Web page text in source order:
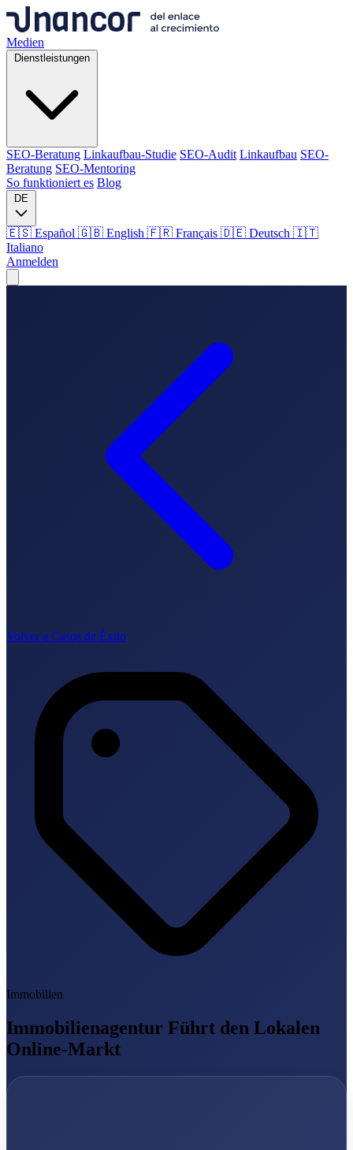
Medien
Dienstleistungen
SEO-Beratung Linkaufbau-Studie SEO-Audit Linkaufbau SEO-
Beratung SEO-Mentoring
So funktioniert es Blog
DE
🇪🇸 Español 🇬🇧 English 🇫🇷 Français 🇩🇪 Deutsch 🇮🇹
Italiano
Anmelden
Linkaufbau-Studie SEO-Audit
SEO-Mentoring
Blog
🇫🇷 FR 🇩🇪 DE
Volver a Casos de Éxito
Immobilien
Immobilienagentur Führt den Lokalen
Online-Markt